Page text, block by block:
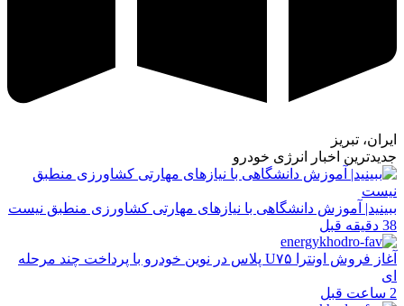
ایران، تبریز
جدیدترین اخبار انرژی خودرو
ببینید| آموزش دانشگاهی با نیازهای مهارتی کشاورزی منطبق نیست
38 دقیقه قبل
آغاز فروش اونترا U۷۵ پلاس در نوین خودرو با پرداخت چند مرحله
ای
2 ساعت قبل